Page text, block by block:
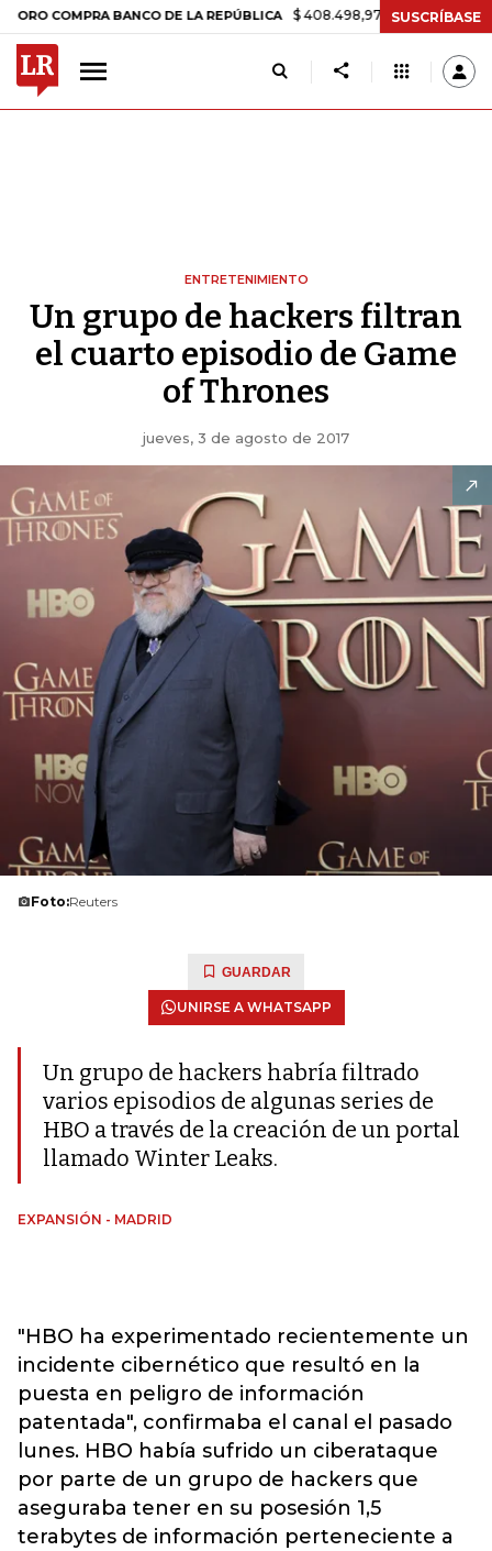
BANCO DE LA REPÚBLICA $ 408.498,97 +$ 8.753,81 +2,19%
SUSCRÍBASE
ENTRETENIMIENTO
Un grupo de hackers filtran
el cuarto episodio de Game
of Thrones
jueves, 3 de agosto de 2017
Foto:Reuters
GUARDAR
UNIRSE A WHATSAPP
Un grupo de hackers habría filtrado
varios episodios de algunas series de
HBO a través de la creación de un portal
llamado Winter Leaks.
EXPANSIÓN - MADRID
"HBO ha experimentado recientemente un
incidente cibernético que resultó en la
puesta en peligro de información
patentada", confirmaba el canal el pasado
lunes. HBO había sufrido un ciberataque
por parte de un grupo de hackers que
aseguraba tener en su posesión 1,5
terabytes de información perteneciente a